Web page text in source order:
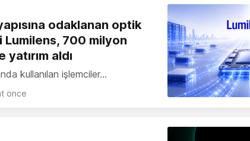
odaklanan optik
Lumilens, 700 milyon
aldı
kullanılan işlemciler…
önce